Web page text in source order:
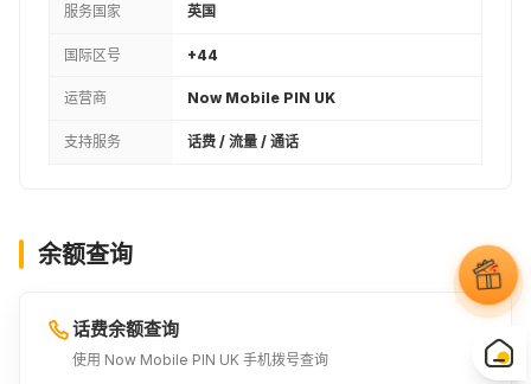
服务国家 英国
国际区号 +44
运营商 Now Mobile PIN UK
支持服务 话费 / 流量 / 通话
余额查询
话费余额查询
使用 Now Mobile PIN UK 手机拨号查询